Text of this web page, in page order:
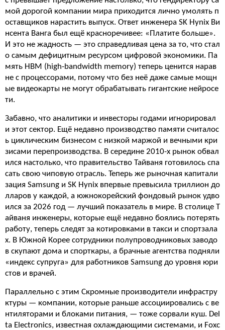
мой дорогой компании мира приходится лично умолять п
оставщиков нарастить выпуск. Ответ инженера SK Hynix Ви
нсента Ванга был ещё красноречивее: «Платите больше».
И это не жадность — это справедливая цена за то, что стал
о самым дефицитным ресурсом цифровой экономики. Па
мять HBM (high-bandwidth memory) теперь ценится нарав
не с процессорами, потому что без неё даже самые мощн
ые видеокарты не могут обрабатывать гигантские нейросе
ти.
Забавно, что аналитики и инвесторы годами игнорировал
и этот сектор. Ещё недавно производство памяти считалос
ь циклическим бизнесом с низкой маржой и вечными кри
зисами перепроизводства. В середине 2010-х рынок обвал
ился настолько, что правительство Тайваня готовилось спа
сать свою чиповую отрасль. Теперь же рыночная капитали
зация Samsung и SK Hynix впервые превысила триллион до
лларов у каждой, а южнокорейский фондовый рынок удво
ился за 2026 год — лучший показатель в мире. В столице Т
айваня инженеры, которые ещё недавно боялись потерять
работу, теперь следят за котировками в такси и спортзала
х. В Южной Корее сотрудники полупроводниковых заводо
в скупают дома и спорткары, а брачные агентства подняли
«индекс супруга» для работников Samsung до уровня юри
стов и врачей.
Параллельно с этим Скромные производители инфрастру
ктуры — компании, которые раньше ассоциировались с ве
нтиляторами и блоками питания, — тоже сорвали куш. Del
ta Electronics, известная охлаждающими системами, и Foxc